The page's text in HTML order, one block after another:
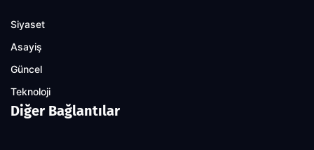
Siyaset
Asayiş
Güncel
Teknoloji
Diğer Bağlantılar